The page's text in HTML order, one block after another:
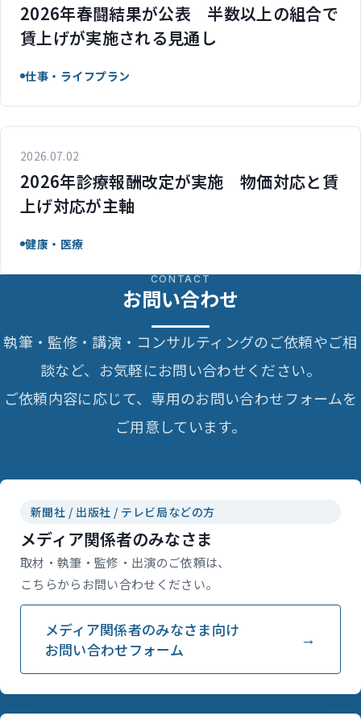
2026年春闘結果が公表 半数以上の組合で
賃上げが実施される見通し
仕事・ライフプラン
2026.07.02
2026年診療報酬改定が実施 物価対応と賃
上げ対応が主軸
健康・医療
CONTACT
お問い合わせ
執筆・監修・講演・コンサルティングのご依頼やご相
談など、お気軽にお問い合わせください。
ご依頼内容に応じて、専用のお問い合わせフォームを
ご用意しています。
新聞社 / 出版社 / テレビ局などの方
メディア関係者のみなさま
取材・執筆・監修・出演のご依頼は、
こちらからお問い合わせください。
メディア関係者のみなさま向け
お問い合わせフォーム